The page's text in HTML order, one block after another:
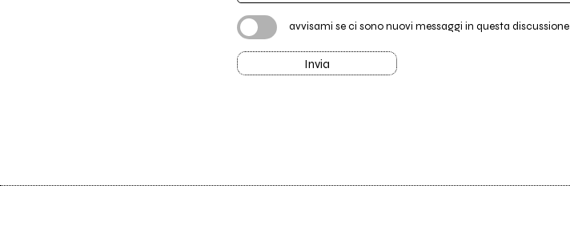
avvisami se ci sono nuovi messaggi in questa discussione
Invia